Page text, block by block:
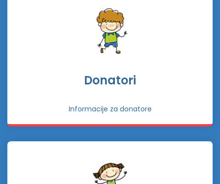
Donatori
Informacije za donatore